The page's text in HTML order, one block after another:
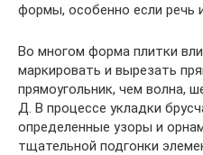
формы, особенно если речь
Во многом форма плитки
маркировать и вырезать
прямоугольник, чем волна,
Д. В процессе укладки
определенные узоры и
тщательной подгонки